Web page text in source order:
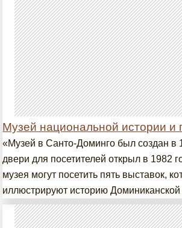
Музей национальной истории и
«Музей в Санто-Доминго был создан в
двери для посетителей открыл в 1982
музея могут посетить пять выставок,
иллюстрируют историю Доминиканской